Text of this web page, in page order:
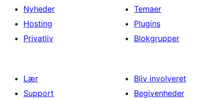
Nyheder
Hosting
Privatliv
Temaer
Plugins
Blokgrupper
Lær
Support
Bliv involveret
Begivenheder